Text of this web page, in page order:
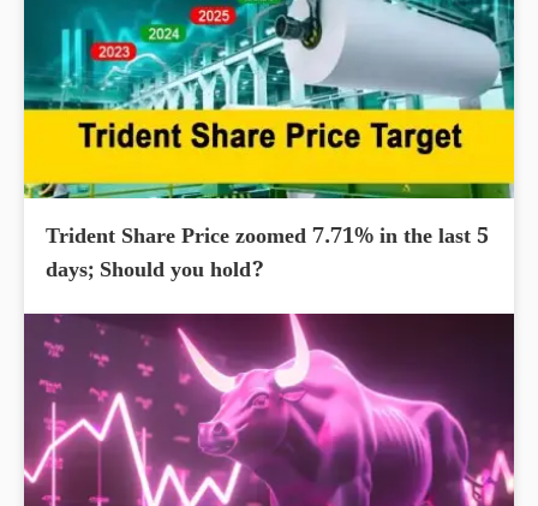
Trident Share Price zoomed 7.71% in the last 5
days; Should you hold?